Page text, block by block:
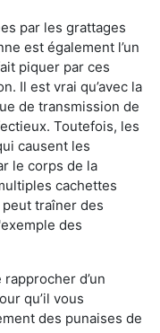
par les grattages
est également l’un
piquer par ces
Il est vrai qu’avec la
de transmission de
Toutefois, les
causent les
le corps de la
cachettes
traîner des
des
d’un
qu’il vous
des punaises de